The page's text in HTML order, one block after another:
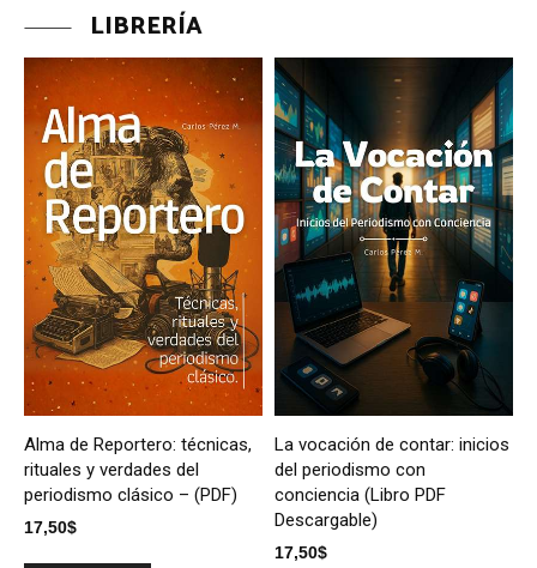
LIBRERÍA
Alma de Reportero: técnicas,
rituales y verdades del
periodismo clásico – (PDF)
17,50$
La vocación de contar: inicios
del periodismo con
conciencia (Libro PDF
Descargable)
17,50$